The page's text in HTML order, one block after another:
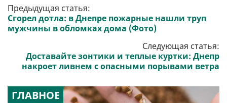
Предыдущая статья:
Сгорел дотла: в Днепре пожарные нашли труп
мужчины в обломках дома (Фото)
Следующая статья:
Доставайте зонтики и теплые куртки: Днепр
накроет ливнем с опасными порывами ветра
ГЛАВНОЕ